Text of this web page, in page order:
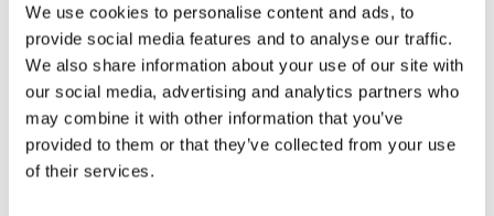
We use cookies to personalise content and ads, to
provide social media features and to analyse our traffic.
We also share information about your use of our site with
our social media, advertising and analytics partners who
may combine it with other information that you’ve
provided to them or that they’ve collected from your use
of their services.